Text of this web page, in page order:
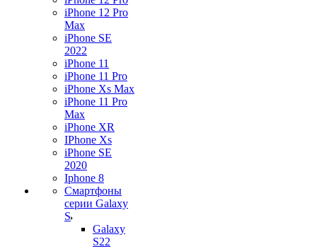
iPhone 12 Pro
Max
iPhone SE
2022
iPhone 11
iPhone 11 Pro
iPhone Xs Max
iPhone 11 Pro
Max
iPhone XR
IPhone Xs
iPhone SE
2020
Iphone 8
Смартфоны
серии Galaxy
S
Galaxy
S22